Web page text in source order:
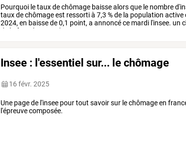
Pourquoi letauxdechômage baissealorsque le nombre
tauxdechômageest ressortià 7,3 %de la population active
2024,en baissede0,1 point,a annoncéce mardi l'insee. un
de
la forte hausse des
Insee : l'essentiel sur... le chômage
16 févr. 2025
Une page de l'insee pour tout savoir sur le chômage en
l'épreuve composée.